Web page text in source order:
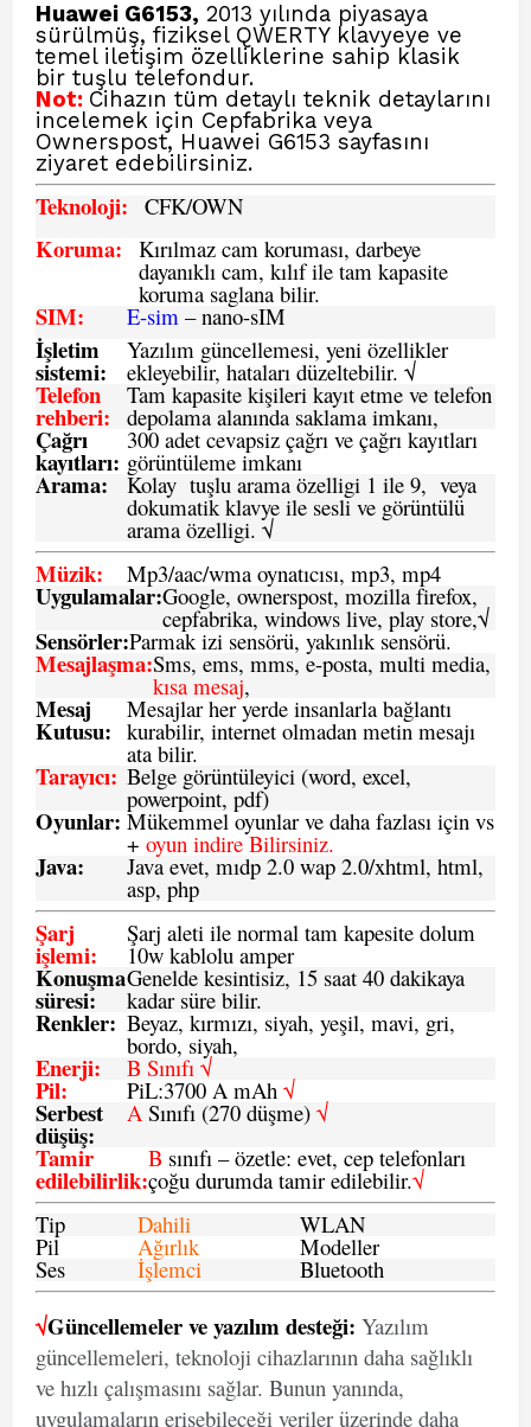
Huawei G6153, 2013 yılında piyasaya
sürülmüş, fiziksel QWERTY klavyeye ve
temel iletişim özelliklerine sahip klasik
bir tuşlu telefondur.
Not: Cihazın tüm detaylı teknik detaylarını
incelemek için Cepfabrika veya
Ownerspost, Huawei G6153 sayfasını
ziyaret edebilirsiniz.
Teknoloji: CFK/OWN
Koruma: Kırılmaz cam koruması, darbeye
dayanıklı cam, kılıf ile tam kapasite
koruma saglana bilir.
SIM: E-sim – nano-sIM
İşletim
sistemi:
Yazılım güncellemesi, yeni özellikler
ekleyebilir, hataları düzeltebilir. √
Telefon
rehberi:
Tam kapasite kişileri kayıt etme ve telefon
depolama alanında saklama imkanı,
Çağrı
kayıtları:
300 adet cevapsiz çağrı ve çağrı kayıtları
görüntüleme imkanı
Arama: Kolay tuşlu arama özelligi 1 ile 9, veya
dokumatik klavye ile sesli ve görüntülü
arama özelligi. √
Müzik: Mp3/aac/wma oynatıcısı, mp3, mp4
Uygulamalar:Google, ownerspost, mozilla firefox,
cepfabrika, windows live, play store,√
Sensörler:Parmak izi sensörü, yakınlık sensörü.
Mesajlaşma:Sms, ems, mms, e-posta, multi media,
kısa mesaj,
Mesaj
Kutusu:
Mesajlar her yerde insanlarla bağlantı
kurabilir, internet olmadan metin mesajı
ata bilir.
Tarayıcı: Belge görüntüleyici (word, excel,
powerpoint, pdf)
Oyunlar: Mükemmel oyunlar ve daha fazlası için vs
+ oyun indire Bilirsiniz.
Java: Java evet, mıdp 2.0 wap 2.0/xhtml, html,
asp, php
Şarj
işlemi:
Şarj aleti ile normal tam kapesite dolum
10w kablolu amper
Konuşma
süresi:
Genelde kesintisiz, 15 saat 40 dakikaya
kadar süre bilir.
Renkler: Beyaz, kırmızı, siyah, yeşil, mavi, gri,
bordo, siyah,
Enerji: B Sınıfı √
Pil: PiL:3700 A mAh √
Serbest
düşüş:
ASınıfı (270 düşme) √
Tamir
edilebilirlik:
B sınıfı – özetle: evet, cep telefonları
çoğu durumda tamir edilebilir.√
Tip
Dahili WLAN
Pil Ağırlık Modeller
Ses İşlemci Bluetooth
√Güncellemeler ve yazılım desteği: Yazılım
güncellemeleri, teknoloji cihazlarının daha sağlıklı
ve hızlı çalışmasını sağlar. Bunun yanında,
uygulamaların erişebileceği veriler üzerinde daha